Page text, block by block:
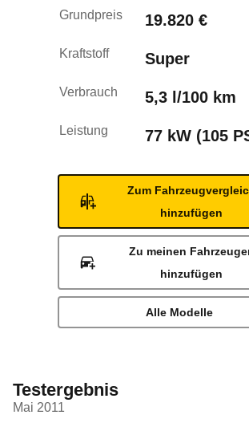
Crashtest
Grundpreis 19.820 €
Kraftstoff Super
Verbrauch 5,3 l/100 km
Leistung 77 kW (105
Zum
hinzufügen
Zu meinen
hinzufügen
Alle Modelle
Testergebnis
Mai 2011